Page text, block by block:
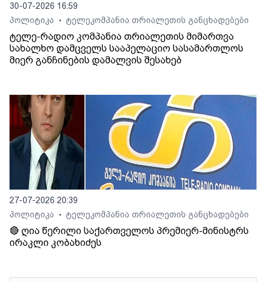
30-07-2026 16:59
პოლიტიკა
• ტელეკომპანია თრიალეთის განცხადებები
ტელე-რადიო კომპანია თრიალეთის მიმართვა
სახალხო დამცველს სააპელაციო სასამართლოს
მიერ განჩინების დამალვის შესახებ
27-07-2026 20:39
პოლიტიკა
• ტელეკომპანია თრიალეთის განცხადებები
🔴 ღია წერილი საქართველოს პრემიერ-მინისტრს
ირაკლი კობახიძეს